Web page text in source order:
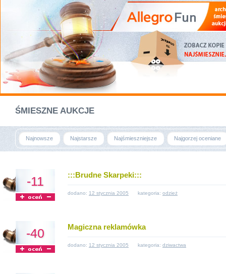
ŚMIESZNE AUKCJE
Najnowsze Najstarsze Najśmieszniejsze Najgorzej oceniane
-11 :::Brudne Skarpeki:::
dodano: 12 stycznia 2005 kategoria: odzież
-40 Magiczna reklamówka
dodano: 12 stycznia 2005 kategoria: dziwactwa